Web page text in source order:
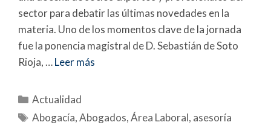
sector para debatir las últimas novedades en la
materia. Uno de los momentos clave de la jornada
fue la ponencia magistral de D. Sebastián de Soto
Rioja, …Leer más
Actualidad
Abogacía,Abogados,Área Laboral, asesoría